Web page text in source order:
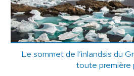
Le sommet de l’inlandsis du
toute première